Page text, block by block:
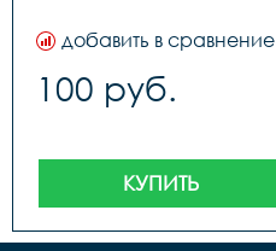
добавить в сравнение
100 руб.
КУПИТЬ